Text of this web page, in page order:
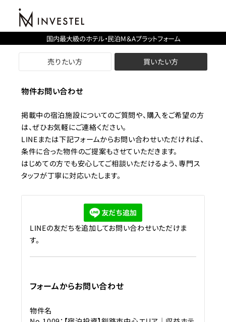
国内最大級のホテル・民泊M＆Aプラットフォーム
売りたい方 買いたい方
物件お問い合わせ
掲載中の宿泊施設についてのご質問や、購入をご希望の方
は、ぜひお気軽にご連絡ください。
LINEまたは下記フォームからお問い合わせいただければ、
条件に合った物件のご提案もさせていただきます。
はじめての方でも安心してご相談いただけるよう、専門ス
タッフが丁寧に対応いたします。
LINEの友だちを追加してお問い合わせいただけま
す。
フォームからお問い合わせ
物件名